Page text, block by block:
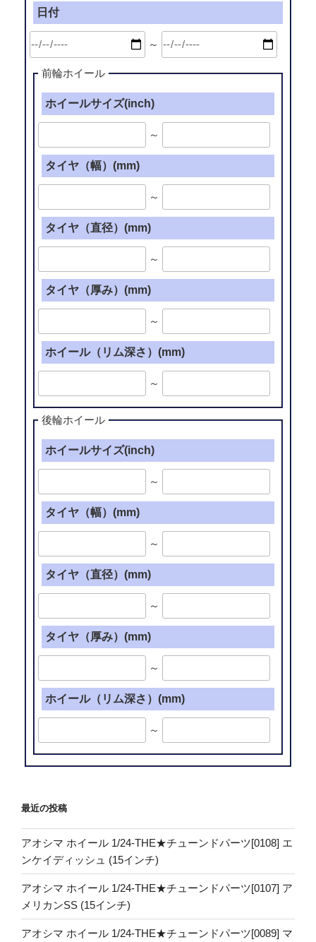
日付
～
前輪ホイール
ホイールサイズ(inch)
～
タイヤ（幅）(mm)
～
タイヤ（直径）(mm)
～
タイヤ（厚み）(mm)
～
ホイール（リム深さ）(mm)
～
後輪ホイール
ホイールサイズ(inch)
～
タイヤ（幅）(mm)
～
タイヤ（直径）(mm)
～
タイヤ（厚み）(mm)
～
ホイール（リム深さ）(mm)
～
最近の投稿
アオシマ ホイール 1/24-THE★チューンドパーツ[0108] エ
ンケイディッシュ (15インチ)
アオシマ ホイール 1/24-THE★チューンドパーツ[0107] ア
メリカンSS (15インチ)
アオシマ ホイール 1/24-THE★チューンドパーツ[0089] マ